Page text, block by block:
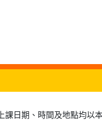
日期、時間及地點均以